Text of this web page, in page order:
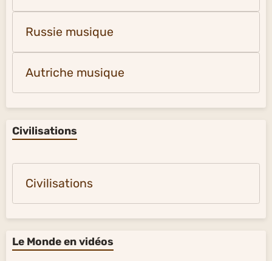
Russie musique
Autriche musique
Civilisations
Civilisations
Le Monde en vidéos